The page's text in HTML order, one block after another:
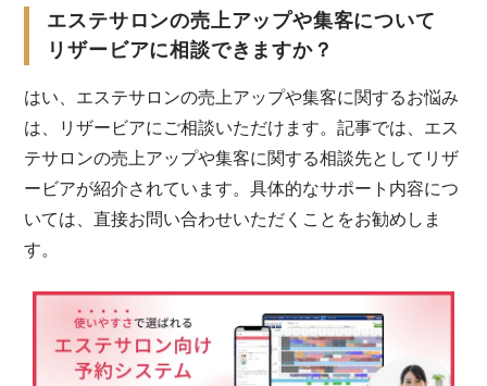
エステサロンの売上アップや集客について
リザービアに相談できますか？
はい、エステサロンの売上アップや集客に関するお悩み
は、リザービアにご相談いただけます。記事では、エス
テサロンの売上アップや集客に関する相談先としてリザ
ービアが紹介されています。具体的なサポート内容につ
いては、直接お問い合わせいただくことをお勧めしま
す。